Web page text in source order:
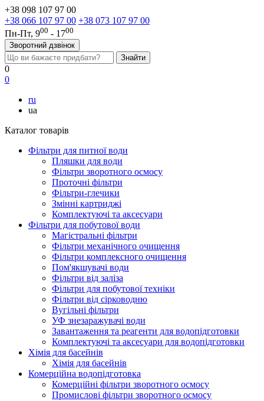
+38 098 107 97 00
+38 066 107 97 00 +38 073 107 97 00
Пн-Пт, 900 - 1700
Зворотний дзвінок
0
0
ru
ua
Каталог товарів
Фільтри для питної води
Пляшки для води
Фільтри зворотного осмосу
Проточні фільтри
Фільтри-глечики
Змінні картриджі
Комплектуючі та аксесуари
Фільтри для побутової води
Магістральні фільтри
Фільтри механічного очищення
Фільтри комплексного очищення
Пом'якшувачі води
Фільтри від заліза
Фільтри для побутової техніки
Фільтри від сірководню
Вугільні фільтри
УФ знезаражувачі води
Завантаження та реагенти для водопідготовки
Комплектуючі та аксесуари для водопідготовки
Хімія для басейнів
Хімія для басейнів
Комерційна водопідготовка
Комерційні фільтри зворотного осмосу
Промислові фільтри зворотного осмосу